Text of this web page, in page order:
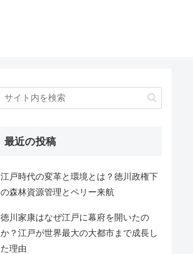
最近の投稿
江戸時代の変革と環境とは？徳川政権下
の森林資源管理とペリー来航
徳川家康はなぜ江戸に幕府を開いたの
か？江戸が世界最大の大都市まで成長し
た理由